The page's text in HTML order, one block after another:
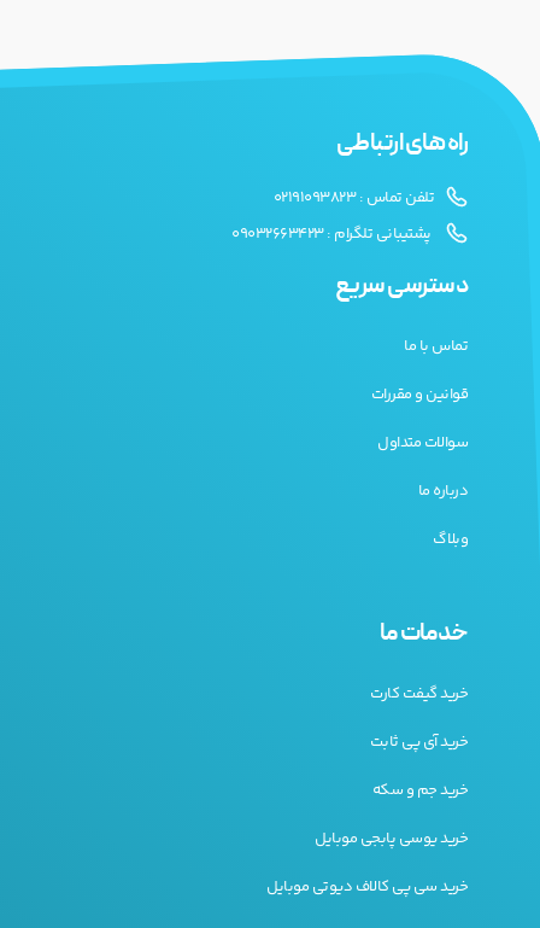
راه های ارتباطی
تلفن تماس : 02191093823
پشتیبانی تلگرام : 09032663423
دسترسی سریع
تماس با ما
قوانین و مقررات
سوالات متداول
درباره ما
وبلاگ
خدمات ما
خرید گیفت کارت
خرید آی پی ثابت
خرید جم و سکه
خرید یوسی پابجی موبایل
خرید سی پی کالاف دیوتی موبایل